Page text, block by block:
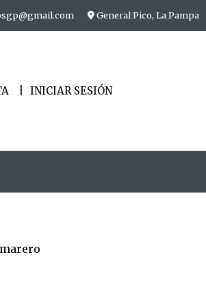
General Pico, La Pampa
INICIAR SESIÓN